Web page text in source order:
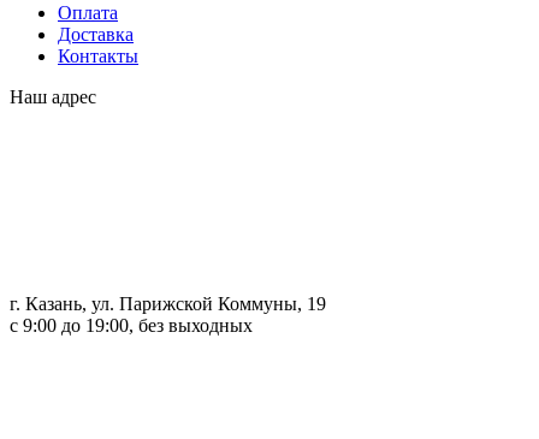
Оплата
Доставка
Контакты
Наш адрес
г. Казань, ул. Парижской Коммуны, 19
с 9:00 до 19:00, без выходных